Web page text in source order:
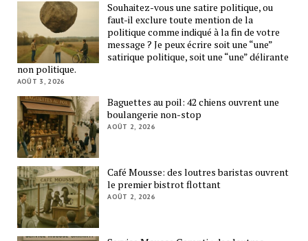
Souhaitez-vous une satire politique, ou
faut-il exclure toute mention de la
politique comme indiqué à la fin de votre
message ? Je peux écrire soit une “une”
satirique politique, soit une “une” délirante
non politique.
AOÛT 3, 2026
Baguettes au poil: 42 chiens ouvrent une
boulangerie non-stop
AOÛT 2, 2026
Café Mousse: des loutres baristas ouvrent
le premier bistrot flottant
AOÛT 2, 2026